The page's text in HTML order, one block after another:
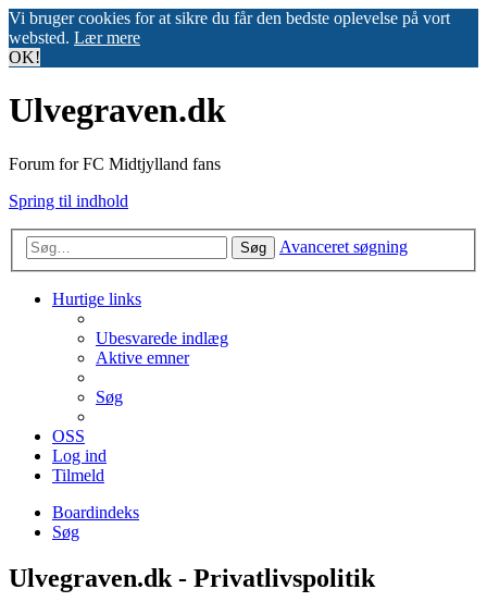
Vi bruger cookies for at sikre du får den bedste oplevelse på vort
websted. Lær mere
OK!
Ulvegraven.dk
Forum for FC Midtjylland fans
Spring til indhold
Søg Avanceret søgning
Hurtige links
Ubesvarede indlæg
Aktive emner
Søg
OSS
Log ind
Tilmeld
Boardindeks
Søg
Ulvegraven.dk - Privatlivspolitik